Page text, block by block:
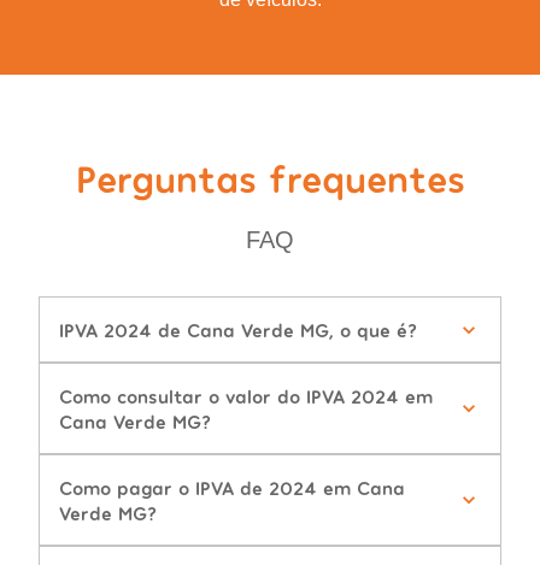
Perguntas frequentes
FAQ
IPVA 2024 de Cana Verde MG, o que é?
Como consultar o valor do IPVA 2024 em
Cana Verde MG?
Como pagar o IPVA de 2024 em Cana
Verde MG?